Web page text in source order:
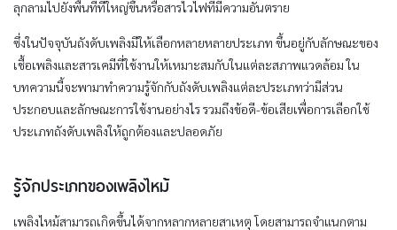
ลุกลามไปยังพื้นที่ที่ใหญ่ขึ้นหรือสารไวไฟที่มีความอันตราย
ซึ่งในปัจจุบันถังดับเพลิงมีให้เลือกหลายหลายประเภท ขึ้นอยู่กับลักษณะของ
เชื้อเพลิงและสารเคมีที่ใช้งานให้เหมาะสมกับในแต่ละสภาพแวดล้อม ใน
บทความนี้จะพามาทำความรู้จักกับถังดับเพลิงแต่ละประเภทว่ามีส่วน
ประกอบและลักษณะการใช้งานอย่างไร รวมถึงข้อดี-ข้อเสียเพื่อการเลือกใช้
ประเภทถังดับเพลิงให้ถูกต้องและปลอดภัย
รู้จักประเภทของเพลิงไหม้
เพลิงไหม้สามารถเกิดขึ้นได้จากหลากหลายสาเหตุ โดยสามารถจำแนกตาม